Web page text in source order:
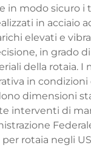
in modo sicuro
in
elevati e
in grado
della
in
dimensioni
interventi di
rotaia negli